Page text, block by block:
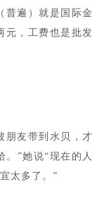
普遍）就是国际金
元，工费也是批发
朋友带到水贝，才
”她说“现在的人
太多了。”